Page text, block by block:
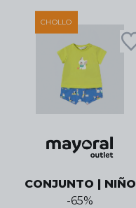
CHOLLO
CONJUNTO | NIÑO
-65%